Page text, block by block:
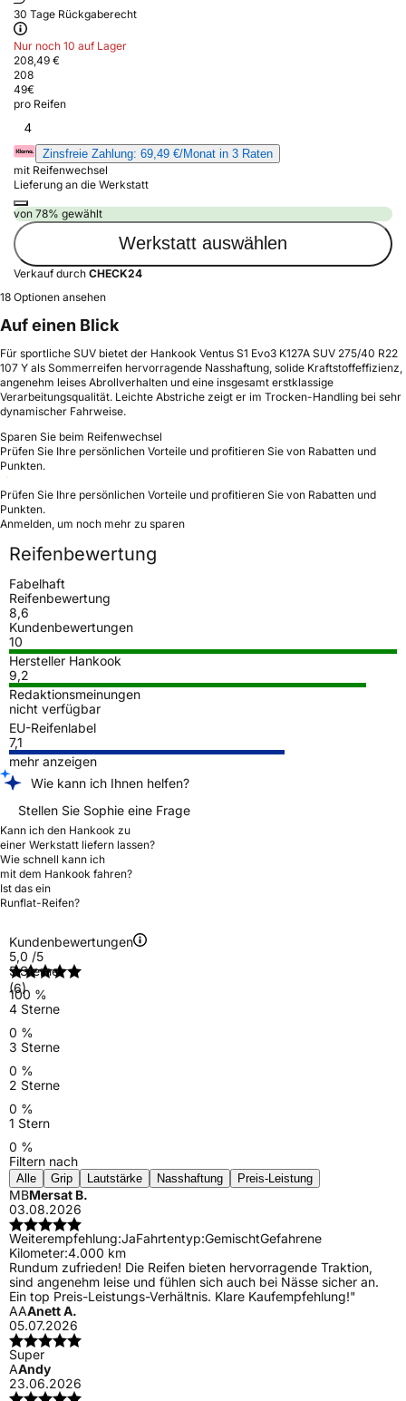
30 Tage Rückgaberecht
Nur noch 10 auf Lager
208,49 €
208
49€
pro Reifen
4
Zinsfreie Zahlung: 69,49 €/Monat in 3 Raten
mit Reifenwechsel
Lieferung an die Werkstatt
von 78% gewählt
Werkstatt auswählen
Verkauf durch CHECK24
18 Optionen ansehen
Auf einen Blick
Für sportliche SUV bietet der Hankook Ventus S1 Evo3 K127A SUV 275/40 R22
107 Y als Sommerreifen hervorragende Nasshaftung, solide Kraftstoffeffizienz,
angenehm leises Abrollverhalten und eine insgesamt erstklassige
Verarbeitungsqualität. Leichte Abstriche zeigt er im Trocken-Handling bei sehr
dynamischer Fahrweise.
Sparen Sie beim Reifenwechsel
Prüfen Sie Ihre persönlichen Vorteile und profitieren Sie von Rabatten und
Punkten.
Prüfen Sie Ihre persönlichen Vorteile und profitieren Sie von Rabatten und
Punkten.
Anmelden, um noch mehr zu sparen
Reifenbewertung
Fabelhaft
Reifenbewertung
8,6
Kundenbewertungen
10
Hersteller Hankook
9,2
Redaktionsmeinungen
nicht verfügbar
EU-Reifenlabel
7,1
mehr anzeigen
Wie kann ich Ihnen helfen?
Stellen Sie Sophie eine Frage
Kann ich den Hankook zu
einer Werkstatt liefern lassen?
Wie schnell kann ich
mit dem Hankook fahren?
Ist das ein
Runflat-Reifen?
Kundenbewertungen
5,0 /5
(6)
5 Sterne
100 %
4 Sterne
0 %
3 Sterne
0 %
2 Sterne
0 %
1 Stern
0 %
Filtern nach
Alle Grip Lautstärke Nasshaftung Preis-Leistung
MBMersat B.
03.08.2026
Weiterempfehlung:JaFahrtentyp:GemischtGefahrene
Kilometer:4.000 km
Rundum zufrieden! Die Reifen bieten hervorragende Traktion,
sind angenehm leise und fühlen sich auch bei Nässe sicher an.
Ein top Preis-Leistungs-Verhältnis. Klare Kaufempfehlung!"
AAAnett A.
05.07.2026
Super
AAndy
23.06.2026